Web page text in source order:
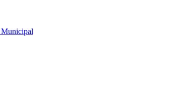
Municipal